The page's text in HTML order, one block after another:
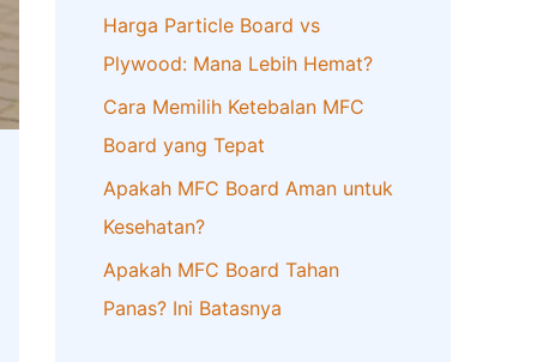
r
:
Harga Particle Board vs
Plywood: Mana Lebih Hemat?
Cara Memilih Ketebalan MFC
Board yang Tepat
Apakah MFC Board Aman untuk
Kesehatan?
Apakah MFC Board Tahan
Panas? Ini Batasnya